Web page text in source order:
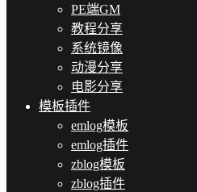
PE端GM
教程分享
系统镜像
动漫分享
电影分享
模板插件
emlog模板
emlog插件
zblog模板
zblog插件